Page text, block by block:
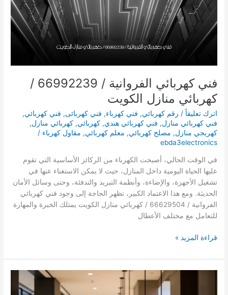
الكويت
فني كهربائي الفروانية / 66992239 /
كهربائي منازل الكويت
اترك تعليقاً / رقم كهربائي, فني كهرباء, فني كهربائى, فني كهربائي,
فني كهربائي منازل, فني كهربائي هندي,كهربائي,كهربائي منازل,
كهربجي منازل, مصلح كهربائي, معلم كهربائي, مقاول كهرباء /
ebda3electronics
في الوقت الحالي، أصبحت الكهرباء من الركائز الأساسية التي تقوم
عليها الحياة اليومية داخل المنازل، حيث لا يمكن الاستغناء عنها في
تشغيل الأجهزة، والإضاءة، وأنظمة التبريد والتدفئة، وحتى وسائل الأمان
الحديثة. ومع هذا الاعتماد الكبير، تظهر الحاجة إلى وجود فني كهربائي
الفروانية / 66629504 / كهربائي منازل الكويت يمتلك الخبرة والمهارة
للتعامل مع مختلف الأعطال
فني
الفروانية
/
قراءة المزيد »